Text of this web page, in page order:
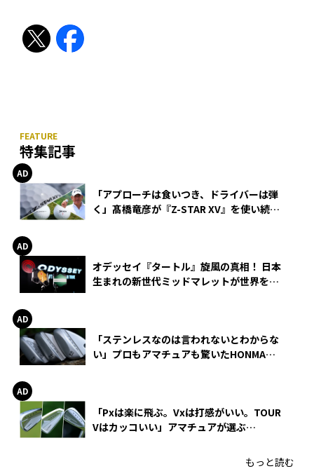
特集記事
「アプローチは食いつき、ドライバーは弾
く」髙橋竜彦が『Z-STAR XV』を使い続け
オデッセイ『タートル』旋風の真相！ 日本
生まれの新世代ミッドマレットが世界を席
「ステンレスなのは言われないとわからな
い」プロもアマチュアも驚いたHONMA
「Pxは楽に飛ぶ。Vxは打感がいい。TOUR
Vはカッコいい」アマチュアが選ぶ
もっと読む